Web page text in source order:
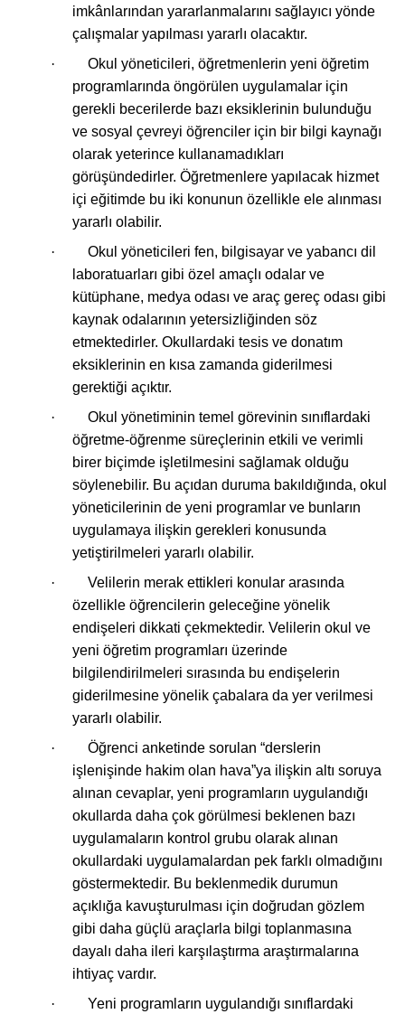
imkânlarından yararlanmalarını sağlayıcı yönde
çalışmalar yapılması yararlı olacaktır.
·
Okul yöneticileri, öğretmenlerin yeni öğretim
programlarında öngörülen uygulamalar için
gerekli becerilerde bazı eksiklerinin bulunduğu
ve sosyal çevreyi öğrenciler için bir bilgi kaynağı
olarak yeterince kullanamadıkları
görüşündedirler. Öğretmenlere yapılacak hizmet
içi eğitimde bu iki konunun özellikle ele alınması
yararlı olabilir.
·
Okul yöneticileri fen, bilgisayar ve yabancı dil
laboratuarları gibi özel amaçlı odalar ve
kütüphane, medya odası ve araç gereç odası gibi
kaynak odalarının yetersizliğinden söz
etmektedirler. Okullardaki tesis ve donatım
eksiklerinin en kısa zamanda giderilmesi
gerektiği açıktır.
·
Okul yönetiminin temel görevinin sınıflardaki
öğretme-öğrenme süreçlerinin etkili ve verimli
birer biçimde işletilmesini sağlamak olduğu
söylenebilir. Bu açıdan duruma bakıldığında, okul
yöneticilerinin de yeni programlar ve bunların
uygulamaya ilişkin gerekleri konusunda
yetiştirilmeleri yararlı olabilir.
·
Velilerin merak ettikleri konular arasında
özellikle öğrencilerin geleceğine yönelik
endişeleri dikkati çekmektedir. Velilerin okul ve
yeni öğretim programları üzerinde
bilgilendirilmeleri sırasında bu endişelerin
giderilmesine yönelik çabalara da yer verilmesi
yararlı olabilir.
·
Öğrenci anketinde sorulan “derslerin
işlenişinde hakim olan hava”ya ilişkin altı soruya
alınan cevaplar, yeni programların uygulandığı
okullarda daha çok görülmesi beklenen bazı
uygulamaların kontrol grubu olarak alınan
okullardaki uygulamalardan pek farklı olmadığını
göstermektedir. Bu beklenmedik durumun
açıklığa kavuşturulması için doğrudan gözlem
gibi daha güçlü araçlarla bilgi toplanmasına
dayalı daha ileri karşılaştırma araştırmalarına
ihtiyaç vardır.
·
Yeni programların uygulandığı sınıflardaki